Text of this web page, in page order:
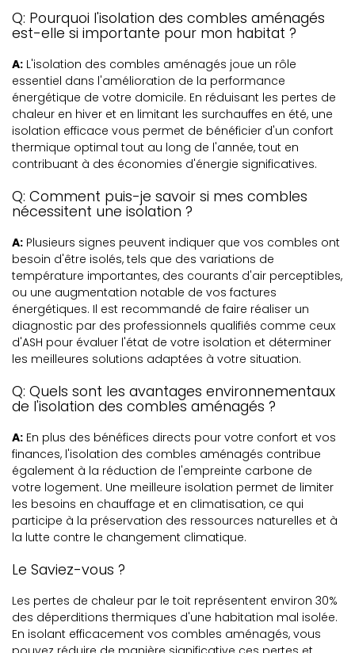
Q: Pourquoi l'isolation des combles aménagés
est-elle si importante pour mon habitat ?
A: L'isolation des combles aménagés joue un rôle
essentiel dans l'amélioration de la performance
énergétique de votre domicile. En réduisant les pertes de
chaleur en hiver et en limitant les surchauffes en été, une
isolation efficace vous permet de bénéficier d'un confort
thermique optimal tout au long de l'année, tout en
contribuant à des économies d'énergie significatives.
Q: Comment puis-je savoir si mes combles
nécessitent une isolation ?
A: Plusieurs signes peuvent indiquer que vos combles ont
besoin d'être isolés, tels que des variations de
température importantes, des courants d'air perceptibles,
ou une augmentation notable de vos factures
énergétiques. Il est recommandé de faire réaliser un
diagnostic par des professionnels qualifiés comme ceux
d'ASH pour évaluer l'état de votre isolation et déterminer
les meilleures solutions adaptées à votre situation.
Q: Quels sont les avantages environnementaux
de l'isolation des combles aménagés ?
A: En plus des bénéfices directs pour votre confort et vos
finances, l'isolation des combles aménagés contribue
également à la réduction de l'empreinte carbone de
votre logement. Une meilleure isolation permet de limiter
les besoins en chauffage et en climatisation, ce qui
participe à la préservation des ressources naturelles et à
la lutte contre le changement climatique.
Le Saviez-vous ?
Les pertes de chaleur par le toit représentent environ 30%
des déperditions thermiques d'une habitation mal isolée.
En isolant efficacement vos combles aménagés, vous